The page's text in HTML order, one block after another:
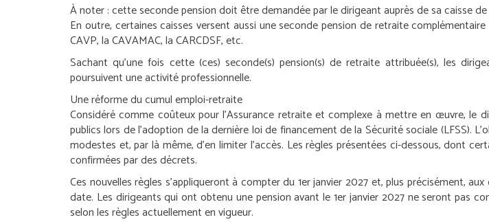
À noter :cette seconde pension doit être demandée par le dirigeant auprès de sa caisse
En outre, certaines caisses versent aussi une seconde pension de retraite
CAVP, la CAVAMAC, la CARCDSF, etc.
Sachant qu’une fois cette (ces) seconde(s) pension(s) de retraite attribuée(s), les
poursuivent une activité professionnelle.
Une réforme du cumul emploi-retraite
Considéré comme coûteux pour l’Assurance retraite et complexe à mettre en œuvre,
publics lors de l’adoption de la dernière loi de financement de la Sécurité sociale (LFSS).
modestes et, par là même, d’en limiter l’accès. Les règles présentées ci-dessous, dont
confirmées par des décrets.
Ces nouvelles règles s’appliqueront à compter du 1erjanvier 2027 et, plus précisément,
date. Les dirigeants qui ont obtenu une pension avant le 1erjanvier 2027 ne seront pas
selon les règles actuellement en vigueur.